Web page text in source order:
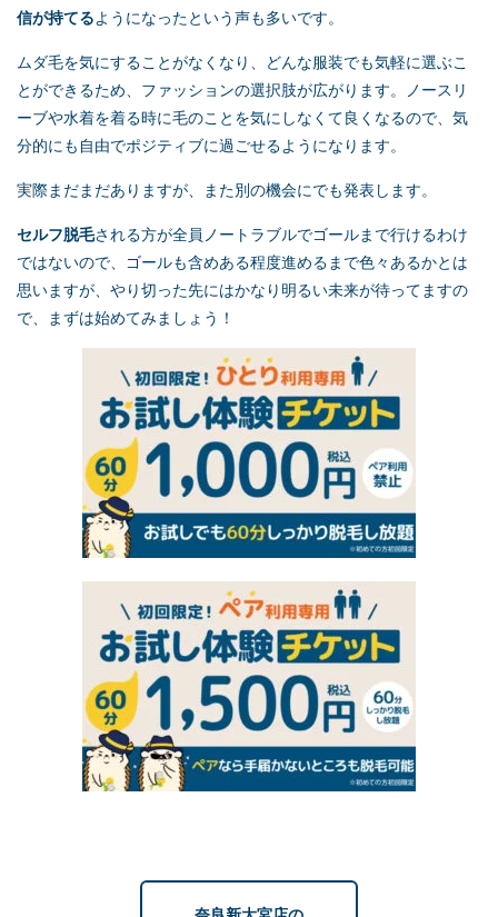
信が持てるようになったという声も多いです。
ムダ毛を気にすることがなくなり、どんな服装でも気軽に選ぶこ
とができるため、ファッションの選択肢が広がります。ノースリ
ーブや水着を着る時に毛のことを気にしなくて良くなるので、気
分的にも自由でポジティブに過ごせるようになります。
実際まだまだありますが、また別の機会にでも発表します。
セルフ脱毛される方が全員ノートラブルでゴールまで行けるわけ
ではないので、ゴールも含めある程度進めるまで色々あるかとは
思いますが、やり切った先にはかなり明るい未来が待ってますの
で、まずは始めてみましょう！